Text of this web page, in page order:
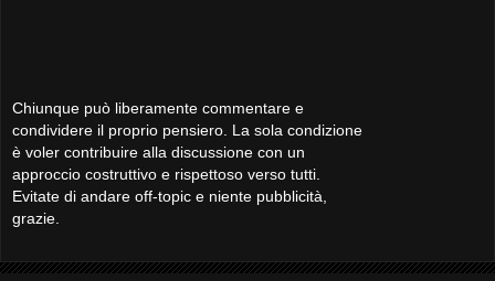
Chiunque può liberamente commentare e
condividere il proprio pensiero. La sola condizione
è voler contribuire alla discussione con un
approccio costruttivo e rispettoso verso tutti.
Evitate di andare off-topic e niente pubblicità,
grazie.